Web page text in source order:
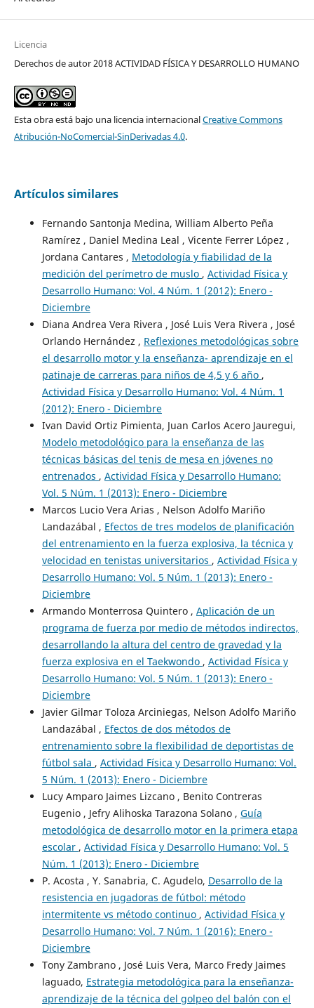
Licencia
Derechos de autor 2018 ACTIVIDAD FÍSICA Y DESARROLLO HUMANO
Esta obra está bajo una licencia internacionalCreative Commons
Atribución-NoComercial-SinDerivadas 4.0.
Artículos similares
Fernando Santonja Medina, William Alberto Peña
Ramírez , Daniel Medina Leal , Vicente Ferrer López ,
Jordana Cantares , Metodología y fiabilidad de la
medición del perímetro de muslo , Actividad Física y
Desarrollo Humano: Vol. 4 Núm. 1 (2012): Enero -
Diciembre
Diana Andrea Vera Rivera , José Luis Vera Rivera , José
Orlando Hernández , Reflexiones metodológicas sobre
el desarrollo motor y la enseñanza- aprendizaje en el
patinaje de carreras para niños de 4,5 y 6 año ,
Actividad Física y Desarrollo Humano: Vol. 4 Núm. 1
(2012): Enero - Diciembre
Ivan David Ortiz Pimienta, Juan Carlos Acero Jauregui,
Modelo metodológico para la enseñanza de las
técnicas básicas del tenis de mesa en jóvenes no
entrenados , Actividad Física y Desarrollo Humano:
Vol. 5 Núm. 1 (2013): Enero - Diciembre
Marcos Lucio Vera Arias , Nelson Adolfo Mariño
Landazábal , Efectos de tres modelos de planificación
del entrenamiento en la fuerza explosiva, la técnica y
velocidad en tenistas universitarios , Actividad Física y
Desarrollo Humano: Vol. 5 Núm. 1 (2013): Enero -
Diciembre
Armando Monterrosa Quintero , Aplicación de un
programa de fuerza por medio de métodos indirectos,
desarrollando la altura del centro de gravedad y la
fuerza explosiva en el Taekwondo , Actividad Física y
Desarrollo Humano: Vol. 5 Núm. 1 (2013): Enero -
Diciembre
Javier Gilmar Toloza Arciniegas, Nelson Adolfo Mariño
Landazábal , Efectos de dos métodos de
entrenamiento sobre la flexibilidad de deportistas de
fútbol sala , Actividad Física y Desarrollo Humano: Vol.
5 Núm. 1 (2013): Enero - Diciembre
Lucy Amparo Jaimes Lizcano , Benito Contreras
Eugenio , Jefry Alihoska Tarazona Solano , Guía
metodológica de desarrollo motor en la primera etapa
escolar , Actividad Física y Desarrollo Humano: Vol. 5
Núm. 1 (2013): Enero - Diciembre
P. Acosta , Y. Sanabria, C. Agudelo, Desarrollo de la
resistencia en jugadoras de fútbol: método
intermitente vs método continuo , Actividad Física y
Desarrollo Humano: Vol. 7 Núm. 1 (2016): Enero -
Diciembre
Tony Zambrano , José Luis Vera, Marco Fredy Jaimes
laguado, Estrategia metodológica para la enseñanza-
aprendizaje de la técnica del golpeo del balón con el